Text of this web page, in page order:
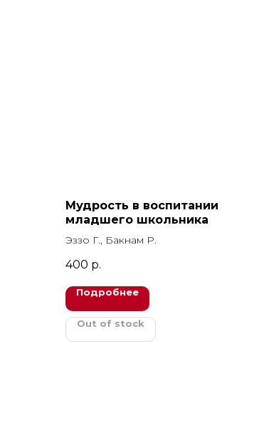
Мудрость в воспитании
младшего школьника
Эззо Г., Бакнам Р.
400 р.
Подробнее
Out of stock